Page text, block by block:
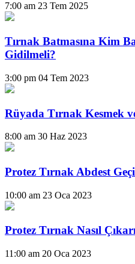
7:00 am 23 Tem 2025
Tırnak Batmasına Kim
Gidilmeli?
3:00 pm 04 Tem 2023
Rüyada Tırnak Kesmek
8:00 am 30 Haz 2023
Protez Tırnak Abdest
10:00 am 23 Oca 2023
Protez Tırnak Nasıl
11:00 am 20 Oca 2023